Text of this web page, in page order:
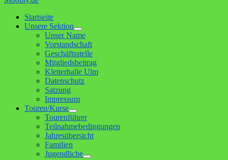
Startseite
Unsere Sektion
Untermenü
anzeigen
Unser Name
Vorstandschaft
Geschäftsstelle
Mitgliedsbeitrag
Kletterhalle Ulm
Datenschutz
Satzung
Impressum
Touren/Kurse
Untermenü
anzeigen
Tourenführer
Teilnahmebedingungen
Jahresübersicht
Familien
Jugendliche